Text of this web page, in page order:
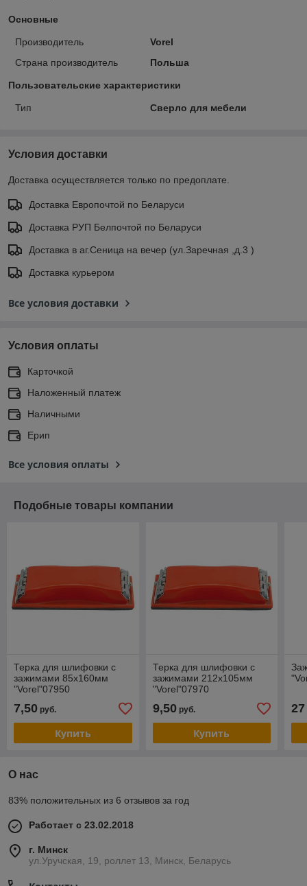
Основные
Производитель
Vorel
Страна производитель
Польша
Пользовательские характеристики
Тип Сверло для мебели
Условия доставки
Доставка осуществляется только по предоплате.
Доставка Европочтой по Беларуси
Доставка РУП Белпочтой по Беларуси
Доставка в аг.Сеница на вечер (ул.Заречная ,д.3 )
Доставка курьером
Все условия доставки
Условия оплаты
Карточкой
Наложенный платеж
Наличными
Ерип
Все условия оплаты
Подобные товары компании
Терка для шлифовки с
зажимами 85х160мм
"Vorel"07950
7,50 руб.
Купить
Терка для шлифовки с
зажимами 212х105мм
"Vorel"07970
9,50руб.
Купить
27
О нас
83% положительных из 6 отзывов за год
Работает с 23.02.2018
г. Минск
ул.Уручская, 19, роллет 13, Минск, Беларусь